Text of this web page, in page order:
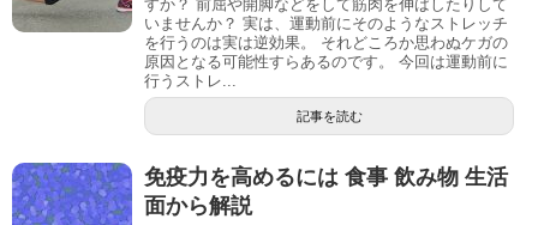
すか？ 前屈や開脚などをして筋肉を伸ばしたりして
いませんか？ 実は、運動前にそのようなストレッチ
を行うのは実は逆効果。 それどころか思わぬケガの
原因となる可能性すらあるのです。 今回は運動前に
行うストレ...
記事を読む
免疫力を高めるには 食事 飲み物 生活
面から解説